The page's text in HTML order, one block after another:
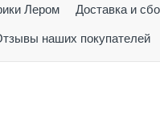
Лером Доставка и
наших покупателей